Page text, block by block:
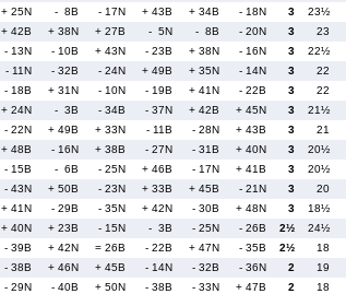
+ 25N - 8B - 17N + 43B + 34B - 18N 3 23½
+ 42B + 38N + 27B - 5N - 8B - 20N 3 23
- 13N - 10B + 43N - 23B + 38N - 16N 3 22½
- 11N - 32B - 24N + 49B + 35N - 14N 3 22
- 18B + 31N - 10N - 19B + 41N - 22B 3 22
+ 24N - 3B - 34B - 37N + 42B + 45N 3 21½
- 22N + 49B + 33N - 11B - 28N + 43B 3 21
+ 48B - 16N + 38B - 27N - 31B + 40N 3 20½
- 15B - 6B - 25N + 46B - 17N + 41B 3 20½
- 43N + 50B - 23N + 33B + 45B - 21N 3 20
+ 41N - 29B - 35N + 42N - 30B + 48N 3 18½
+ 40N + 23B - 15N - 3B - 25N - 26B 2½ 24½
- 39B + 42N = 26B - 22B + 47N - 35B 2½ 18
- 38B + 46N + 45B - 14N - 32B - 36N 2 19
- 29N - 40B + 50N - 38B - 33N + 47B 2 18